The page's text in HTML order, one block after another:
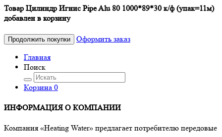
Товар Цилиндр Игнис Pipe Alu 80 1000*89*30 к/ф (упак=11м)
добавлен в корзину
Продолжить покупки
Оформить заказ
Главная
Поиск
Корзина 0
ИНФОРМАЦИЯ О КОМПАНИИ
Компания «Heating Water» предлагает потребителю передовые